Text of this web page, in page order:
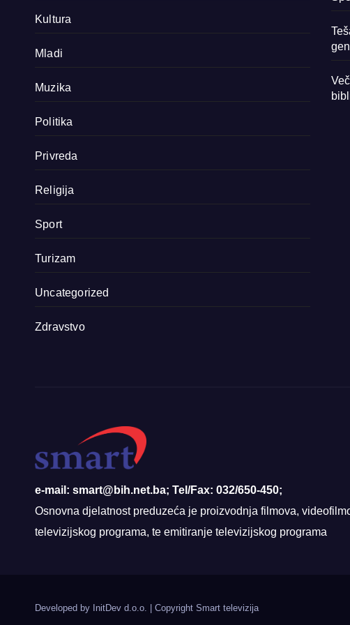
Kultura
Mladi
Muzika
Politika
Privreda
Religija
Sport
Turizam
Uncategorized
Zdravstvo
e-mail: smart@bih.net.ba; Tel/Fax: 032/650-450;
Osnovna djelatnost preduzeća je proizvodnja filmova,
televizijskog programa, te emitiranje televizijskog programa
Developed by InitDev d.o.o. | Copyright Smart televizija